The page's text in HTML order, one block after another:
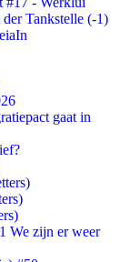
Tankstelle (-1)
gaat in
We zijn er weer